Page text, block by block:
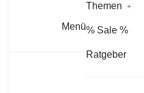
Menü
Themen
% Sale %
Ratgeber